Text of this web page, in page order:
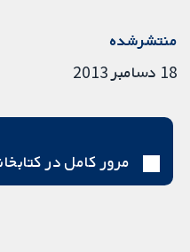
منتشرشده
18 دسامبر 2013
مرور کامل در